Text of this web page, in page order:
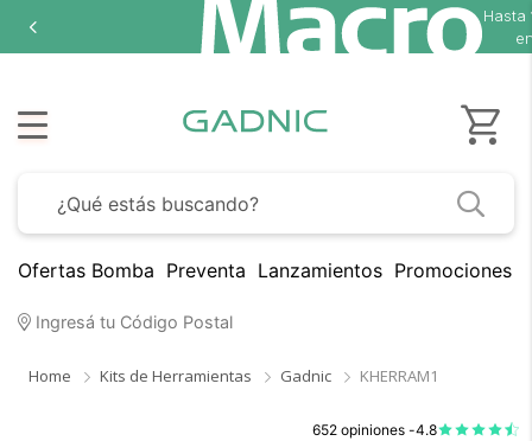
Hasta18
en
Ofertas Bomba Preventa Lanzamientos Promociones
Ingresá tu Código Postal
Home Kits de Herramientas Gadnic KHERRAM1
652 opiniones -4.8